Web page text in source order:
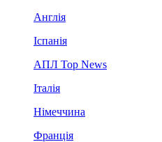
Англія
Іспанія
АПЛ Top News
Італія
Німеччина
Франція